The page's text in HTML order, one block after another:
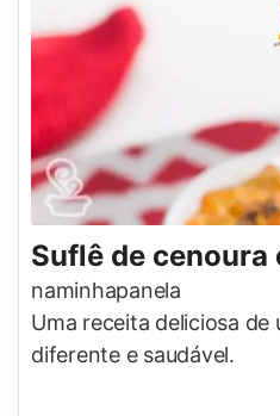
Suflê de cenoura
naminhapanela
Uma receita deliciosa
diferente e saudável.